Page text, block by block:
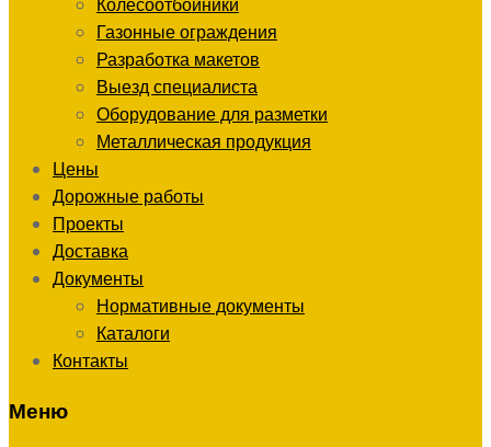
Колесоотбойники
Газонные ограждения
Разработка макетов
Выезд специалиста
Оборудование для разметки
Металлическая продукция
Цены
Дорожные работы
Проекты
Доставка
Документы
Нормативные документы
Каталоги
Контакты
Меню